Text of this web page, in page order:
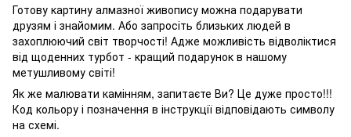
Готову картину алмазної живопису можна подарувати
друзям і знайомим. Або запросіть близьких людей в
захоплюючий світ творчості! Адже можливість відволіктися
від щоденних турбот - кращий подарунок в нашому
метушливому світі!
Як же малювати камінням, запитаєте Ви? Це дуже просто!!!
Код кольору і позначення в інструкції відповідають символу
на схемі.